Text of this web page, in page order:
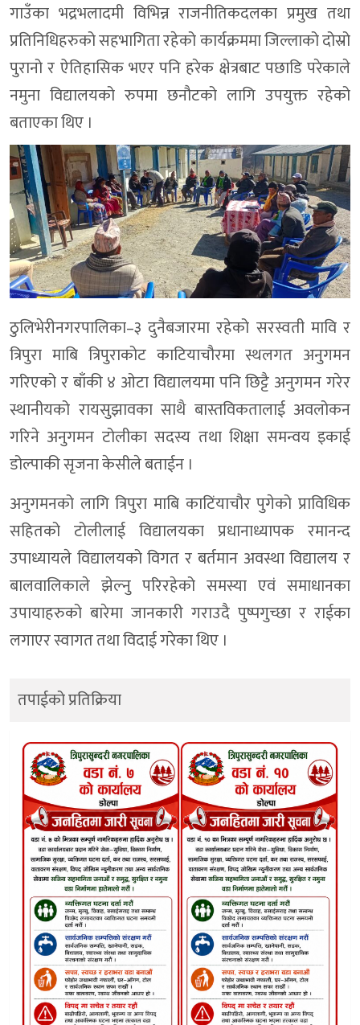
गाउँका भद्रभलादमी विभिन्न राजनीतिकदलका प्रमुख तथा
प्रतिनिधिहरुको सहभागिता रहेको कार्यक्रममा जिल्लाको दोस्रो
पुरानो र ऐतिहासिक भएर पनि हरेक क्षेत्रबाट पछाडि परेकाले
नमुना विद्यालयको रुपमा छनौटको लागि उपयुक्त रहेको
बताएका थिए ।
ठुलिभेरीनगरपालिका–३ दुनैबजारमा रहेको सरस्वती मावि र
त्रिपुरा माबि त्रिपुराकोट काटियाचौरमा स्थलगत अनुगमन
गरिएको र बाँकी ४ ओटा विद्यालयमा पनि छिट्टै अनुगमन गरेर
स्थानीयको रायसुझावका साथै बास्तविकतालाई अवलोकन
गरिने अनुगमन टोलीका सदस्य तथा शिक्षा समन्वय इकाई
डोल्पाकी सृजना केसीले बताईन ।
अनुगमनको लागि त्रिपुरा माबि काटिंयाचौर पुगेको प्राविधिक
सहितको टोलीलाई विद्यालयका प्रधानाध्यापक रमानन्द
उपाध्यायले विद्यालयको विगत र बर्तमान अवस्था विद्यालय र
बालवालिकाले झेल्नु परिरहेको समस्या एवं समाधानका
उपायाहरुको बारेमा जानकारी गराउदै पुष्पगुच्छा र राईका
लगाएर स्वागत तथा विदाई गरेका थिए ।
तपाईको प्रतिक्रिया